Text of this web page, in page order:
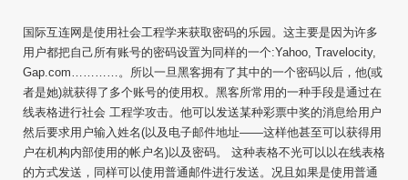
国际互连网是使用社会工程学来获取密码的乐园。这主要是因为许多
用户都把自己所有账号的密码设置为同样的一个:Yahoo, Travelocity,
Gap.com…………。所以一旦黑客拥有了其中的一个密码以后，他(或
者是她)就获得了多个账号的使用权。黑客所常用的一种手段是通过在
线表格进行社会 工程学攻击。他可以发送某种彩票中奖的消息给用户
然后要求用户输入姓名(以及电子邮件地址——这样他甚至可以获得用
户在机构内部使用的帐户名)以及密码。 这种表格不光可以以在线表格
的方式发送，同样可以使用普通邮件进行发送。况且如果是使用普通